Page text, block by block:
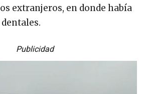
extranjeros, en donde había
Publicidad